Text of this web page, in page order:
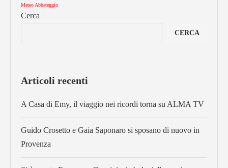
Meteo Abbateggio
Cerca
CERCA
Articoli recenti
A Casa di Emy, il viaggio nei ricordi torna su ALMA TV
Guido Crosetto e Gaia Saponaro si sposano di nuovo in
Provenza